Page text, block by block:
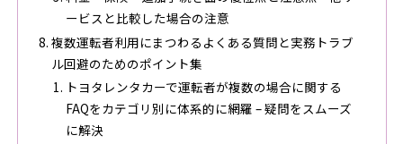
ービスと比較した場合の注意
複数運転者利用にまつわるよくある質問と実務トラブ
ル回避のためのポイント集
トヨタレンタカーで運転者が複数の場合に関する
FAQをカテゴリ別に体系的に網羅 – 疑問をスムーズ
に解決